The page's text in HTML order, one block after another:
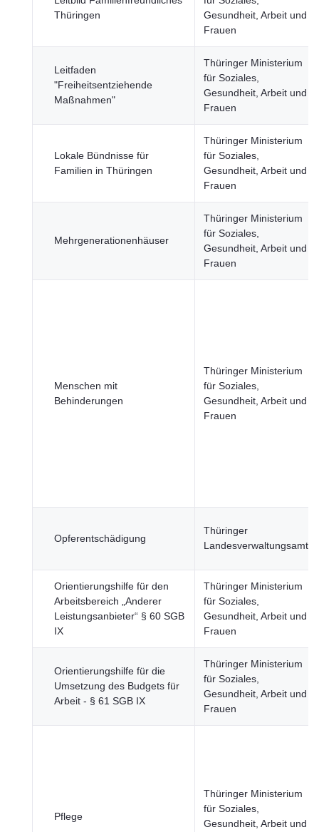
Thüringen
Gesundheit, Arbeit und
Frauen
Leitfaden
"Freiheitsentziehende
Maßnahmen"
Thüringer Ministerium
für Soziales,
Gesundheit, Arbeit und
Frauen
Lokale Bündnisse für
Familien in Thüringen
Thüringer Ministerium
für Soziales,
Gesundheit, Arbeit und
Frauen
Mehrgenerationenhäuser
Thüringer Ministerium
für Soziales,
Gesundheit, Arbeit und
Frauen
Menschen mit
Behinderungen
Thüringer Ministerium
für Soziales,
Gesundheit, Arbeit und
Frauen
Opferentschädigung
Thüringer
Landesverwaltungsamt
Orientierungshilfe für den
Arbeitsbereich „Anderer
Leistungsanbieter“ § 60 SGB
IX
Thüringer Ministerium
für Soziales,
Gesundheit, Arbeit und
Frauen
Orientierungshilfe für die
Umsetzung des Budgets für
Arbeit - § 61 SGB IX
Thüringer Ministerium
für Soziales,
Gesundheit, Arbeit und
Frauen
Pflege
Thüringer Ministerium
für Soziales,
Gesundheit, Arbeit und